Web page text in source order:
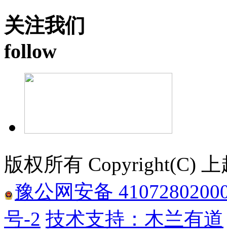
关注我们
follow
版权所有 Copyright(C)
豫公网安备
号-2 技术支持：木兰有道